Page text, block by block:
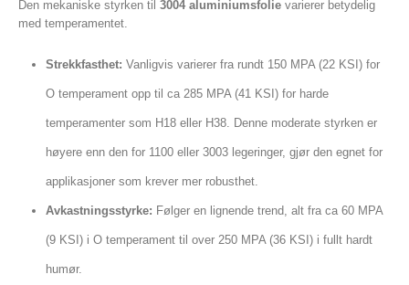
Den mekaniske styrken til 3004 aluminiumsfolie varierer betydelig
med temperamentet.
Strekkfasthet: Vanligvis varierer fra rundt 150 MPA (22 KSI) for
O temperament opp til ca 285 MPA (41 KSI) for harde
temperamenter som H18 eller H38. Denne moderate styrken er
høyere enn den for 1100 eller 3003 legeringer, gjør den egnet for
applikasjoner som krever mer robusthet.
Avkastningsstyrke: Følger en lignende trend, alt fra ca 60 MPA
(9 KSI) i O temperament til over 250 MPA (36 KSI) i fullt hardt
humør.